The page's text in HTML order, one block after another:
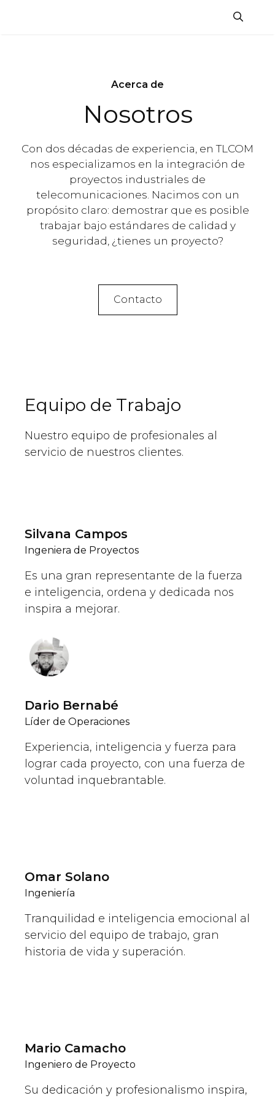
Acerca de
Nosotros
Con dos décadas de experiencia, en TLCOM
nos especializamos en la integración de
proyectos industriales de
telecomunicaciones. Nacimos con un
propósito claro: demostrar que es posible
trabajar bajo estándares de calidad y
seguridad, ¿tienes un proyecto?
Contacto
Equipo de Trabajo
Nuestro equipo de profesionales al
servicio de nuestros clientes.
Silvana Campos
Ingeniera de Proyectos
Es una gran representante de la fuerza
e inteligencia, ordena y dedicada nos
inspira a mejorar.
Dario Bernabé
Líder de Operaciones
Experiencia, inteligencia y fuerza para
lograr cada proyecto, con una fuerza de
voluntad inquebrantable.
Omar Solano
Ingeniería
Tranquilidad e inteligencia emocional al
servicio del equipo de trabajo, gran
historia de vida y superación.
Mario Camacho
Ingeniero de Proyecto
Su dedicación y profesionalismo inspira,